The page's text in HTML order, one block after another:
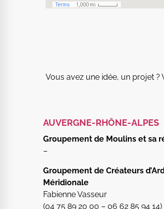
Vous avez une idée, un projet
AUVERGNE-RHÔNE-ALPES
Groupement de Moulins et sa
–
Groupement de Créateurs
Méridionale
Fabienne Vasseur
(04 75 89 20 00 – 06 62 85 94 14)